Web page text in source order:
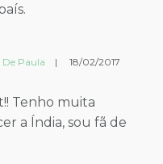
De Paula |
18/02/2017
Tenho muita
a Índia, sou fã de